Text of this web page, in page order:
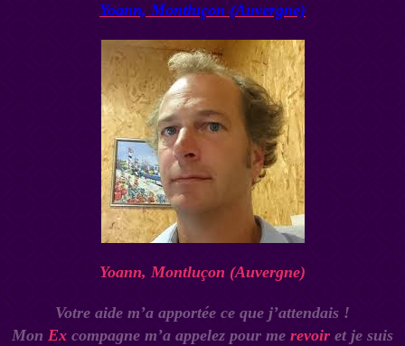
Yoann, Montluçon (Auvergne)
Yoann, Montluçon (Auvergne)
Votre aide m’a apportée ce que j’attendais !
Mon Ex compagne m’a appelez pour me revoir et je suis